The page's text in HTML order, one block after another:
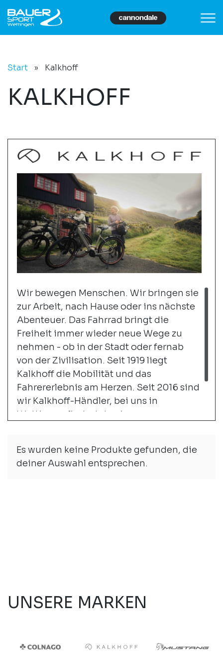
Start » Kalkhoff
KALKHOFF
Wir bewegen Menschen. Wir bringen sie
zur Arbeit, nach Hause oder ins nächste
Abenteuer. Das Fahrrad bringt die
Freiheit immer wieder neue Wege zu
nehmen - ob in der Stadt oder fernab
von der Zivilisation. Seit 1919 liegt
Kalkhoff die Mobilität und das
Fahrererlebnis am Herzen. Seit 2016 sind
wir Kalkhoff-Händler, bei uns in
Wettingen findest du eine grosse
Es wurden keine Produkte gefunden, die
deiner Auswahl entsprechen.
UNSERE MARKEN